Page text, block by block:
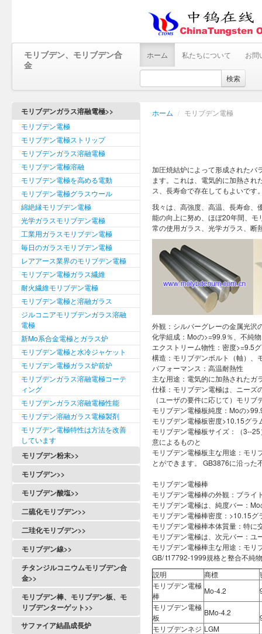
モリブデン、モリブデン合
金
ホーム 私たちについて お問
検索
モリブデンガラス溶融電極>>
モリブデン電極
モリブデン電極ストリップ
モリブデンガラス溶融電極
モリブデン電極溶融
モリブデン電極を高める電動
モリブデン電極グラスウール
綿絶縁モリブデン電極
光学ガラスモリブデン電極
工業用ガラスモリブデン電極
毎日のガラスモリブデン電極
レアアース業界のモリブデン電極
モリブデン電極ガラス繊維
耐火繊維モリブデン電極
モリブデン電極と溶融ガラス
ジルコニアモリブデンガラス溶融
電極
新Mo系合金電極とガラス炉
モリブデン電極と水冷ジャケット
モリブデン電極ガラス炉前炉
モリブデンガラス溶融電極コーテ
ィング
モリブデンガラス溶融電極性能
モリブデン溶融ガラス電極製剤
モリブデン電極特性は方法を改善
しています
モリブデン粉末>>
モリブデン>>
モリブデン酸塩>>
二硫化モリブデン>>
二珪化モリブデン>>
モリブデン線>>
チタンジルコニウムモリブデン合
金>>
モリブデン棒、モリブデン板、モ
リブデンターゲット>>
サファイア結晶成長炉
ホーム / モリブデン電極
加圧焼結炉によって形成されたバ
ます。これは、電気的に加熱さ
ス、長寿命で存在してもよいです
我々は、高強度、高温、長寿命、
能の向上に努め、ほぼ20年間、
常の使用ガラス、光学ガラス、断
外観：シルバーグレーの金属光沢
化学組成：Moの>=99.9％、不純
エクストリーム物性：密度>=9.5
構造：モリブデンボルト（軸）、
パフォーマンス：高温耐熱性
主な用途：電気的に加熱されたガ
仕様：モリブデン電極は、ニーズ
（ユーザの要件に応じて）モリ
モリブデン電極板純度：Moの
モリブデン電極板密度>10.15グラ
モリブデン電極板サイズ：（3--
意によるものと
モリブデン電極板主な用途：モリ
とができます。 GB3876に沿った
モリブデン電極棒
モリブデン電極棒の外観：ブライ
モリブデン電極は、純度バー：
モリブデン電極棒密度：>10.15グ
モリブデン電極棒本体質量：特に
モリブデン電極は、次元バー：
モリブデン電極棒主な用途：モリ
GB/ t17792-1999規格と整合不純
説明
商標
モリブデン電極
棒
Mo-4.2
モリブデン電極
板
BMo-4.2
モリブデンネジ LGM